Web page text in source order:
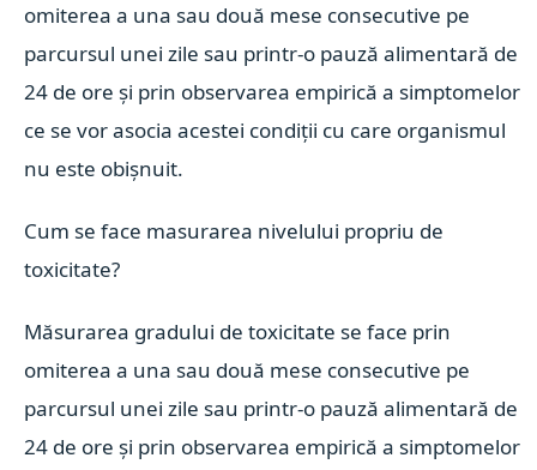
omiterea a una sau două mese consecutive pe
parcursul unei zile sau printr-o pauză alimentară de
24 de ore și prin observarea empirică a simptomelor
ce se vor asocia acestei condiții cu care organismul
nu este obișnuit.
Cum se face masurarea nivelului propriu de
toxicitate?
Măsurarea gradului de toxicitate se face prin
omiterea a una sau două mese consecutive pe
parcursul unei zile sau printr-o pauză alimentară de
24 de ore și prin observarea empirică a simptomelor